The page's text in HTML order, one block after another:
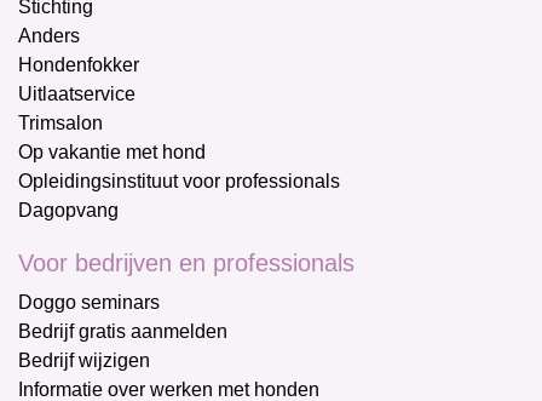
Stichting
Anders
Hondenfokker
Uitlaatservice
Trimsalon
Op vakantie met hond
Opleidingsinstituut voor professionals
Dagopvang
Voor bedrijven en professionals
Doggo seminars
Bedrijf gratis aanmelden
Bedrijf wijzigen
Informatie over werken met honden